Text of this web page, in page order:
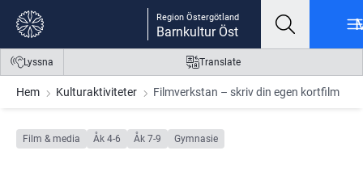
Gå till innehåll
Gå till meny
Gå till sidfot Region Östergötland
Barnkultur Öst
Lyssna Translate
Hem Kulturaktiviteter Filmverkstan – skriv din egen kortfilm
Film & media Åk 4-6 Åk 7-9 Gymnasie